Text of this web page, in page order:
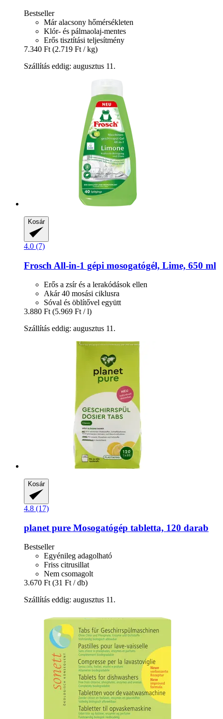
Bestseller
Már alacsony hőmérsékleten
Klór- és pálmaolaj-mentes
Erős tisztítási teljesítmény
7.340 Ft (2.719 Ft / kg)
Szállítás eddig: augusztus 11.
Kosár
4.0 (7)
Frosch All-​in-​1 gépi mosogatógél, Lime, 650 ml
Erős a zsír és a lerakódások ellen
Akár 40 mosási ciklusra
Sóval és öblítővel együtt
3.880 Ft (5.969 Ft / l)
Szállítás eddig: augusztus 11.
Kosár
4.8 (17)
planet pure Mosogatógép tabletta, 120 darab
Bestseller
Egyénileg adagolható
Friss citrusillat
Nem csomagolt
3.670 Ft (31 Ft / db)
Szállítás eddig: augusztus 11.